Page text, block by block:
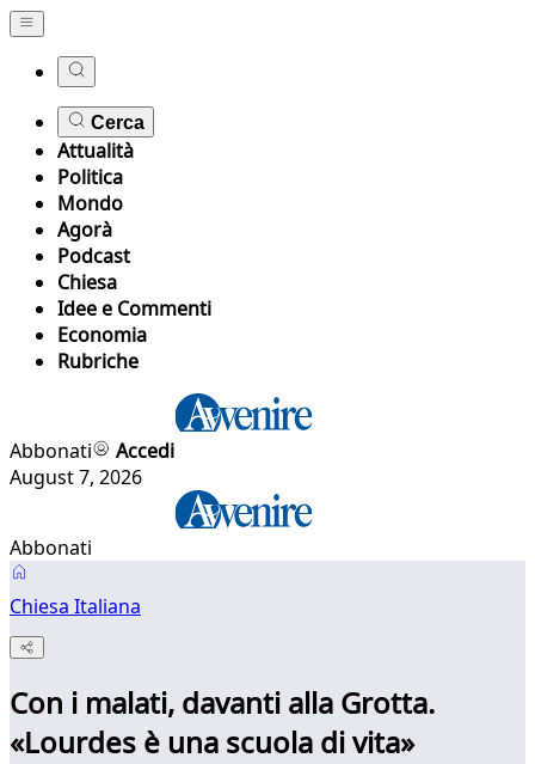
Cerca
Attualità
Politica
Mondo
Agorà
Podcast
Chiesa
Idee e Commenti
Economia
Rubriche
Abbonati
Accedi
August 7, 2026
Abbonati
Chiesa Italiana
Con i malati, davanti alla Grotta.
«Lourdes è una scuola di vita»